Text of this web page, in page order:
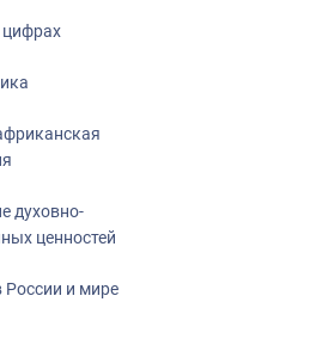
цифрах
духовно-
ценностей
и мире